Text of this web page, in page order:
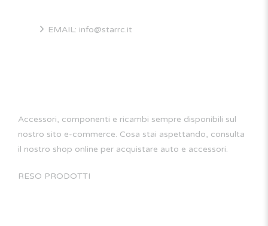
EMAIL: info@starrc.it
Accessori, componenti e ricambi sempre disponibili sul
nostro sito e-commerce. Cosa stai aspettando, consulta
il nostro shop online per acquistare auto e accessori.
RESO PRODOTTI